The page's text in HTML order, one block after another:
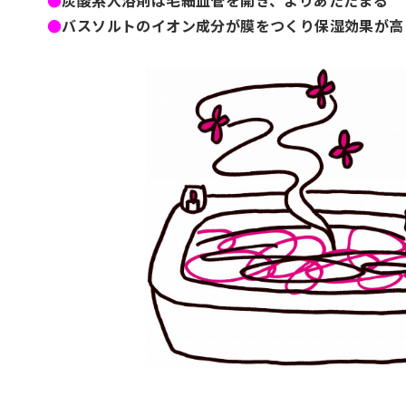
●バスソルトのイオン成分が膜をつくり保湿効果が